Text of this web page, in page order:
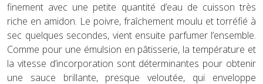
finement avec une petite quantité d’eau de cuisson très
riche en amidon. Le poivre, fraîchement moulu et torréfié à
sec quelques secondes, vient ensuite parfumer l’ensemble.
Comme pour une émulsion en pâtisserie, la température et
la vitesse d’incorporation sont déterminantes pour obtenir
une sauce brillante, presque veloutée, qui enveloppe